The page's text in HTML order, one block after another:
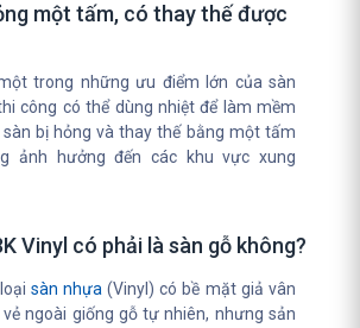
một tấm, có thay thế được
trong những ưu điểm lớn của sàn
công có thể dùng nhiệt để làm mềm
bị hỏng và thay thế bằng một tấm
ảnh hưởng đến các khu vực xung
Vinyl có phải là sàn gỗ không?
sàn nhựa (Vinyl) có bề mặt giả vân
ngoài giống gỗ tự nhiên, nhưng sản